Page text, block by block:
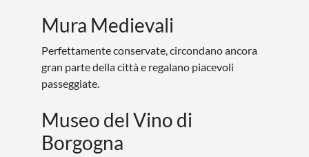
Mura Medievali
Perfettamente conservate, circondano ancora
gran parte della città e regalano piacevoli
passeggiate.
Museo del Vino di
Borgogna